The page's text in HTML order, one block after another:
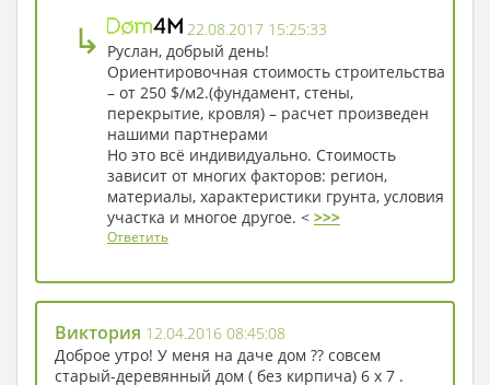
↳
22.08.2017 15:25:33
Руслан, добрый день!
Ориентировочная стоимость строительства
– от 250 $/м2.(фундамент, стены,
перекрытие, кровля) – расчет произведен
нашими партнерами
Но это всё индивидуально. Стоимость
зависит от многих факторов: регион,
материалы, характеристики грунта, условия
участка и многое другое. < >>>
Ответить
Виктория 12.04.2016 08:45:08
Доброе утро! У меня на даче дом ?? совсем
старый-деревянный дом ( без кирпича) 6 х 7 .